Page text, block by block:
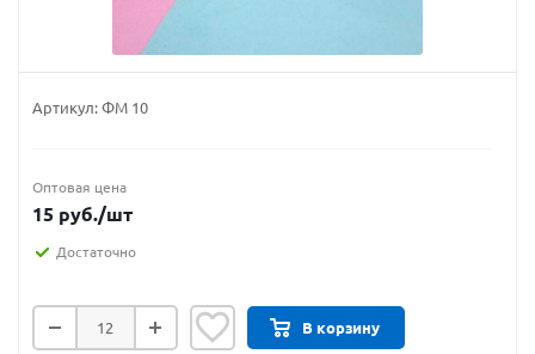
Артикул: ФМ 10
Оптовая цена
15 руб./шт
Достаточно
В корзину